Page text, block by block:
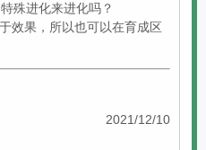
殊进化来进化吗？
效果，所以也可以在育成区
2021/12/10